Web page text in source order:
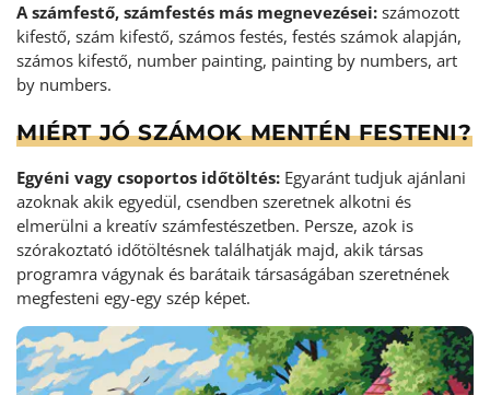
A számfestő, számfestés más megnevezései: számozott
kifestő, szám kifestő, számos festés, festés számok alapján,
számos kifestő, number painting, painting by numbers, art
by numbers.
MIÉRT JÓ SZÁMOK MENTÉN FESTENI?
Egyéni vagy csoportos időtöltés: Egyaránt tudjuk ajánlani
azoknak akik egyedül, csendben szeretnek alkotni és
elmerülni a kreatív számfestészetben. Persze, azok is
szórakoztató időtöltésnek találhatják majd, akik társas
programra vágynak és barátaik társaságában szeretnének
megfesteni egy-egy szép képet.